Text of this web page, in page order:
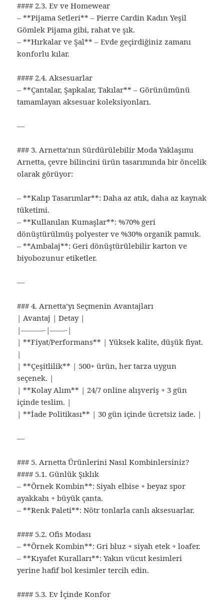
#### 2.3. Ev ve Homewear
– **Pijama Setleri** – Pierre Cardin Kadın Yeşil
Gömlek Pijama gibi, rahat ve şık.
– **Hırkalar ve Şal** – Evde geçirdiğiniz zamanı
konforlu kılar.
#### 2.4. Aksesuarlar
– **Çantalar, Şapkalar, Takılar** – Görünümünü
tamamlayan aksesuar koleksiyonları.
—
### 3. Arnetta’nın Sürdürülebilir Moda Yaklaşımı
Arnetta, çevre bilincini ürün tasarımında bir öncelik
olarak görüyor:
– **Kalıp Tasarımlar**: Daha az atık, daha az kaynak
tüketimi.
– **Kullanılan Kumaşlar**: %70% geri
dönüştürülmüş polyester ve %30% organik pamuk.
– **Ambalaj**: Geri dönüştürülebilir karton ve
biyobozunur etiketler.
—
### 4. Arnetta’yı Seçmenin Avantajları
| Avantaj | Detay |
|———-|——-|
| **Fiyat/Performans** | Yüksek kalite, düşük fiyat.
|
| **Çeşitlilik** | 500+ ürün, her tarza uygun
seçenek. |
| **Kolay Alım** | 24/7 online alışveriş + 3 gün
içinde teslim. |
| **İade Politikası** | 30 gün içinde ücretsiz iade. |
—
### 5. Arnetta Ürünlerini Nasıl Kombinlersiniz?
#### 5.1. Günlük Şıklık
– **Örnek Kombin**: Siyah elbise + beyaz spor
ayakkabı + büyük çanta.
– **Renk Paleti**: Nötr tonlarla canlı aksesuarlar.
#### 5.2. Ofis Modası
– **Örnek Kombin**: Gri bluz + siyah etek + loafer.
– **Kıyafet Kuralları**: Yakın vücut kesimleri
yerine hafif bol kesimler tercih edin.
#### 5.3. Ev İçinde Konfor